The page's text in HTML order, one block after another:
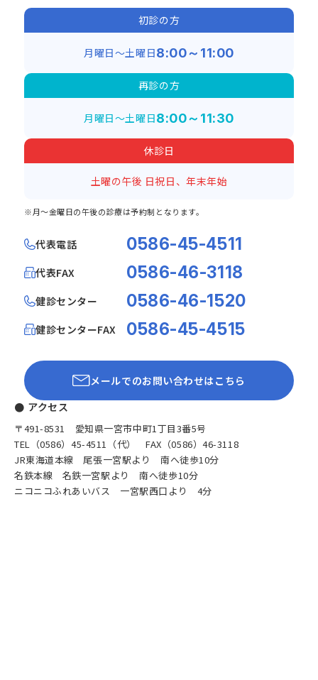
初診の方
月曜日～土曜日8:00～11:00
再診の方
月曜日～土曜日8:00～11:30
休診日
土曜の午後 日祝日、年末年始
※月～金曜日の午後の診療は予約制となります。
代表電話 0586-45-4511
代表FAX 0586-46-3118
健診センター 0586-46-1520
健診センターFAX 0586-45-4515
メールでのお問い合わせはこちら
● アクセス
〒491-8531 愛知県一宮市中町1丁目3番5号
TEL（0586）45-4511（代） FAX（0586）46-3118
JR東海道本線 尾張一宮駅より 南へ徒歩10分
名鉄本線 名鉄一宮駅より 南へ徒歩10分
ニコニコふれあいバス 一宮駅西口より 4分